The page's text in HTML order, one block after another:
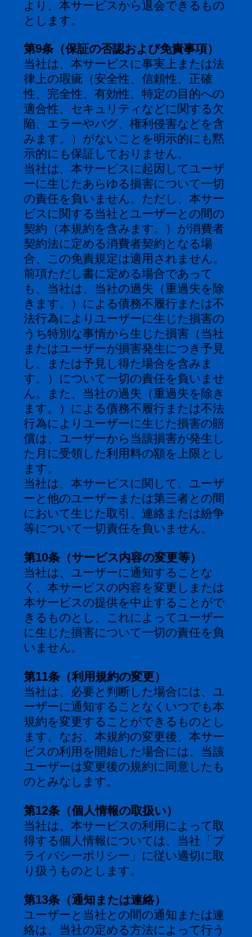
より、本サービスから退会できるもの
とします。
第9条（保証の否認および免責事項）
当社は、本サービスに事実上または法
律上の瑕疵（安全性、信頼性、正確
性、完全性、有効性、特定の目的への
適合性、セキュリティなどに関する欠
陥、エラーやバグ、権利侵害などを含
みます。）がないことを明示的にも黙
示的にも保証しておりません。
当社は、本サービスに起因してユーザ
ーに生じたあらゆる損害について一切
の責任を負いません。ただし、本サー
ビスに関する当社とユーザーとの間の
契約（本規約を含みます。）が消費者
契約法に定める消費者契約となる場
合、この免責規定は適用されません。
前項ただし書に定める場合であって
も、当社は、当社の過失（重過失を除
きます。）による債務不履行または不
法行為によりユーザーに生じた損害の
うち特別な事情から生じた損害（当社
またはユーザーが損害発生につき予見
し、または予見し得た場合を含みま
す。）について一切の責任を負いませ
ん。また、当社の過失（重過失を除き
ます。）による債務不履行または不法
行為によりユーザーに生じた損害の賠
償は、ユーザーから当該損害が発生し
た月に受領した利用料の額を上限とし
ます。
当社は、本サービスに関して、ユーザ
ーと他のユーザーまたは第三者との間
において生じた取引、連絡または紛争
等について一切責任を負いません。
第10条（サービス内容の変更等）
当社は、ユーザーに通知することな
く、本サービスの内容を変更しまたは
本サービスの提供を中止することがで
きるものとし、これによってユーザー
に生じた損害について一切の責任を負
いません。
第11条（利用規約の変更）
当社は、必要と判断した場合には、ユ
ーザーに通知することなくいつでも本
規約を変更することができるものとし
ます。なお、本規約の変更後、本サー
ビスの利用を開始した場合には、当該
ユーザーは変更後の規約に同意したも
のとみなします。
第12条（個人情報の取扱い）
当社は、本サービスの利用によって取
得する個人情報については、当社「プ
ライバシーポリシー」に従い適切に取
り扱うものとします。
第13条（通知または連絡）
ユーザーと当社との間の通知または連
絡は、当社の定める方法によって行う